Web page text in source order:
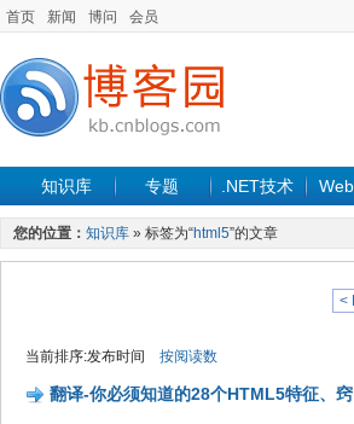
首页 新闻 博问 会员
知识库 专题 .NET技术
您的位置： 知识库 » 标签为“html5”的文章
<
当前排序:发布时间 按阅读数
翻译-你必须知道的28个HTML5特征、